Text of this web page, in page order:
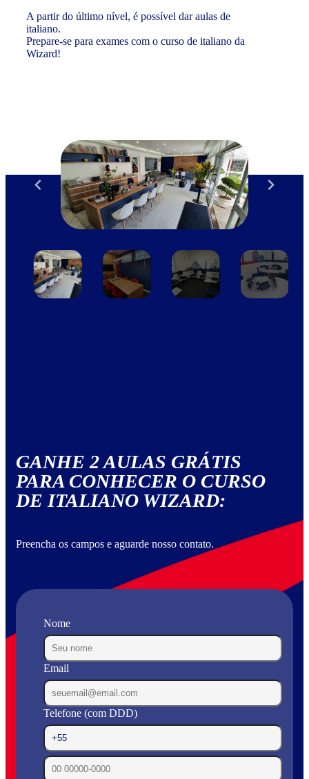
A partir do último nível, é possível dar aulas de
italiano.
Prepare-se para exames com o curso de italiano da
Wizard!
GANHE 2 AULAS GRÁTIS
PARA CONHECER O CURSO
DE ITALIANO WIZARD:
Preencha os campos e aguarde nosso contato.
Nome
Email
Telefone (com DDD)